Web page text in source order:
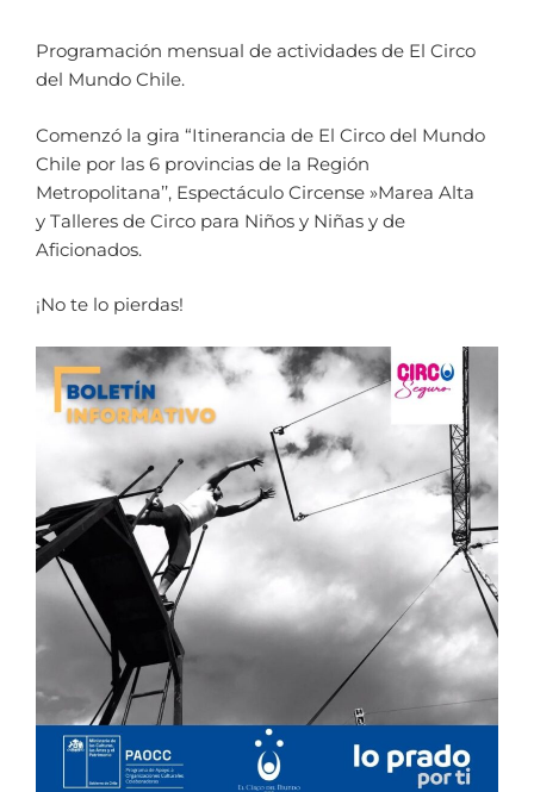
Programación mensual de actividades de El Circo
del Mundo Chile.
Comenzó la gira “Itinerancia de El Circo del Mundo
Chile por las 6 provincias de la Región
Metropolitana’’, Espectáculo Circense »Marea Alta
y Talleres de Circo para Niños y Niñas y de
Aficionados.
¡No te lo pierdas!